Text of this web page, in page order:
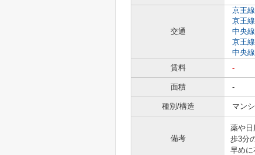
交通
京王線
京王線
中央線
京王線
中央線
賃料
-
面積 -
種別/構造 マン
備考
薬や日
歩3分
早めに